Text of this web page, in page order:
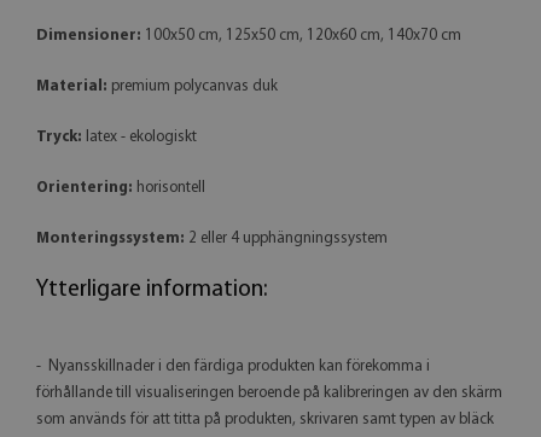
Dimensioner: 100x50 cm, 125x50 cm, 120x60 cm, 140x70 cm
Material: premium polycanvas duk
Tryck: latex - ekologiskt
Orientering: horisontell
Monteringssystem: 2 eller 4 upphängningssystem
Ytterligare information:
- Nyansskillnader i den färdiga produkten kan förekomma i
förhållande till visualiseringen beroende på kalibreringen av den skärm
som används för att titta på produkten, skrivaren samt typen av bläck